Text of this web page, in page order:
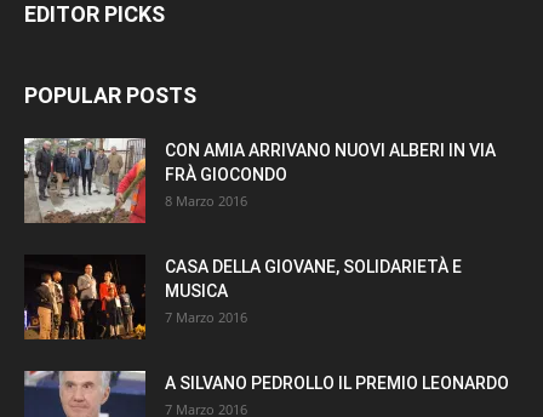
EDITOR PICKS
POPULAR POSTS
CON AMIA ARRIVANO NUOVI ALBERI IN VIA
FRÀ GIOCONDO
8 Marzo 2016
CASA DELLA GIOVANE, SOLIDARIETÀ E
MUSICA
7 Marzo 2016
A SILVANO PEDROLLO IL PREMIO LEONARDO
7 Marzo 2016